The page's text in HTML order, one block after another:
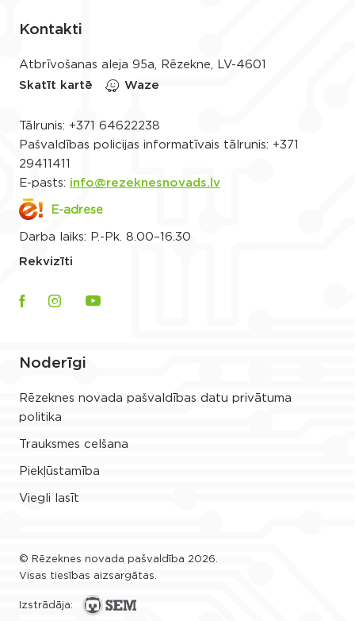
Kontakti
Atbrīvošanas aleja 95a, Rēzekne, LV-4601
Skatīt kartē
Waze
Tālrunis: +371 64622238
Pašvaldības policijas informatīvais tālrunis: +371
29411411
E-pasts: info@rezeknesnovads.lv
E-adrese
Darba laiks: P.-Pk. 8.00–16.30
Rekvizīti
Noderīgi
Rēzeknes novada pašvaldības datu privātuma
politika
Trauksmes celšana
Piekļūstamība
Viegli lasīt
© Rēzeknes novada pašvaldība 2026.
Visas tiesības aizsargātas.
Izstrādāja: